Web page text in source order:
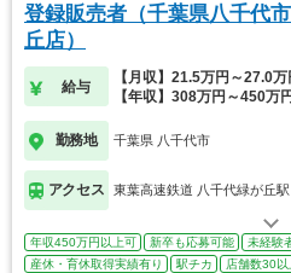
登録販売者（千葉県八千代
丘店）
給与
【月収】21.5万円～27.0万
【年収】308万円～450万
勤務地 千葉県 八千代市
アクセス 東葉高速鉄道 八千代緑が丘駅
年収450万円以上可 新卒も応募可能 未経験
産休・育休取得実績有り
駅チカ 店舗数30以